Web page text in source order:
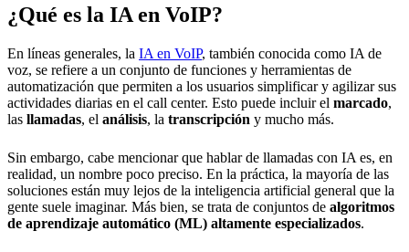
¿Qué es la IA en VoIP?
En líneas generales, la IA en VoIP, también conocida como IA de
voz, se refiere a un conjunto de funciones y herramientas de
automatización que permiten a los usuarios simplificar y agilizar sus
actividades diarias en el call center. Esto puede incluir el marcado,
las llamadas, el análisis, la transcripción y mucho más.
Sin embargo, cabe mencionar que hablar de llamadas con IA es, en
realidad, un nombre poco preciso. En la práctica, la mayoría de las
soluciones están muy lejos de la inteligencia artificial general que la
gente suele imaginar. Más bien, se trata de conjuntos de algoritmos
de aprendizaje automático (ML) altamente especializados.